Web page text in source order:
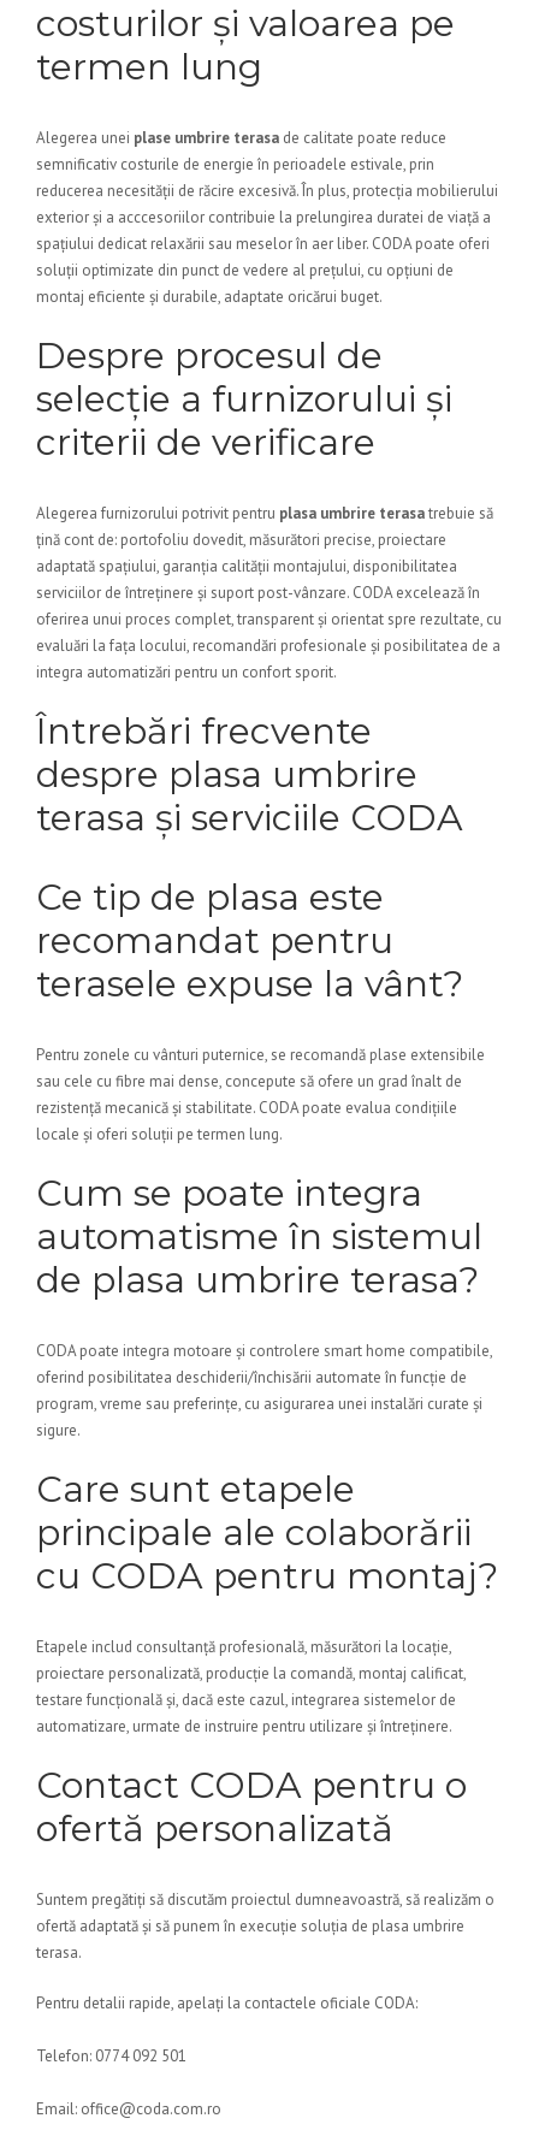
costurilor și valoarea pe
termen lung
Alegerea unei plase umbrire terasa de calitate poate reduce
semnificativ costurile de energie în perioadele estivale, prin
reducerea necesității de răcire excesivă. În plus, protecția mobilierului
exterior și a acccesoriilor contribuie la prelungirea duratei de viață a
spațiului dedicat relaxării sau meselor în aer liber. CODA poate oferi
soluții optimizate din punct de vedere al prețului, cu opțiuni de
montaj eficiente și durabile, adaptate oricărui buget.
Despre procesul de
selecție a furnizorului și
criterii de verificare
Alegerea furnizorului potrivit pentru plasa umbrire terasatrebuie să
țină cont de: portofoliu dovedit, măsurători precise, proiectare
adaptată spațiului, garanția calității montajului, disponibilitatea
serviciilor de întreținere și suport post-vânzare. CODA excelează în
oferirea unui proces complet, transparent și orientat spre rezultate, cu
evaluări la fața locului, recomandări profesionale și posibilitatea de a
integra automatizări pentru un confort sporit.
Întrebări frecvente
despre plasa umbrire
terasa și serviciile CODA
Ce tip de plasa este
recomandat pentru
terasele expuse la vânt?
Pentru zonele cu vânturi puternice, se recomandă plase extensibile
sau cele cu fibre mai dense, concepute să ofere un grad înalt de
rezistență mecanică și stabilitate. CODA poate evalua condițiile
locale și oferi soluții pe termen lung.
Cum se poate integra
automatisme în sistemul
de plasa umbrire terasa?
CODA poate integra motoare și controlere smart home compatibile,
oferind posibilitatea deschiderii/închisării automate în funcție de
program, vreme sau preferințe, cu asigurarea unei instalări curate și
sigure.
Care sunt etapele
principale ale colaborării
cu CODA pentru montaj?
Etapele includ consultanță profesională, măsurători la locație,
proiectare personalizată, producție la comandă, montaj calificat,
testare funcțională și, dacă este cazul, integrarea sistemelor de
automatizare, urmate de instruire pentru utilizare și întreținere.
Contact CODA pentru o
ofertă personalizată
Suntem pregătiți să discutăm proiectul dumneavoastră, să realizăm o
ofertă adaptată și să punem în execuție soluția de plasa umbrire
terasa.
Pentru detalii rapide, apelați la contactele oficiale CODA:
Telefon: 0774 092 501
Email: office@coda.com.ro